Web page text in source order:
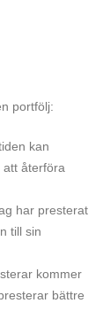
portfölj:
kan
återföra
har presterat
till sin
kommer
bättre